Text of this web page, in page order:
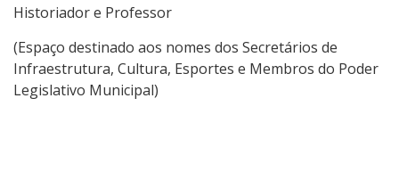
Historiador e Professor
(Espaço destinado aos nomes dos Secretários de
Infraestrutura, Cultura, Esportes e Membros do Poder
Legislativo Municipal)